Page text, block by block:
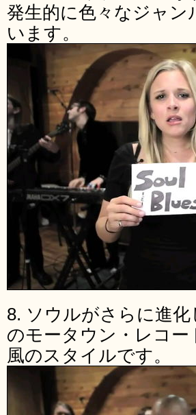
発生的に色々なジャ
います。
8. ソウルがさらに進
のモータウン・レコ
風のスタイルです。